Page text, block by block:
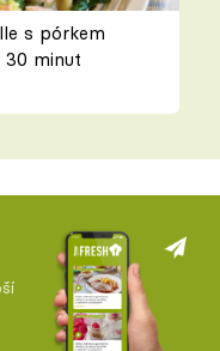
s pórkem
30 minut